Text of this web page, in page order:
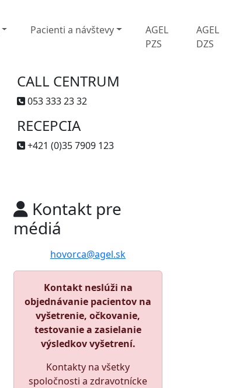
Pacienti a návštevy
AGEL
PZS
AGEL
DZS
CALL CENTRUM
053 333 23 32
RECEPCIA
+421 (0)35 7909 123
Kontakt pre
médiá
hovorca@agel.sk
Kontakt neslúži na
objednávanie pacientov na
vyšetrenie, očkovanie,
testovanie a zasielanie
výsledkov vyšetrení.
Kontakty na všetky
spoločnosti a zdravotnícke